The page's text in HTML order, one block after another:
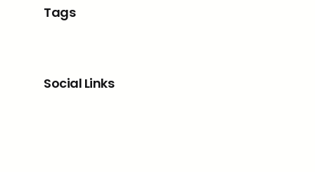
Tags
Social Links